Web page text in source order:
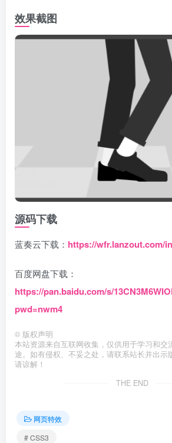
效果截图
源码下载
蓝奏云下载： https://wfr.lanzout.com/
百度网盘下载：
https://pan.baidu.com/s/
pwd=nwm4
© 版权声明
本站资源来自互联网收集，仅供用于学习和交
途。如有侵权、不妥之处，请联系站长并出示
请谅解！
THE END
网页特效
# CSS3